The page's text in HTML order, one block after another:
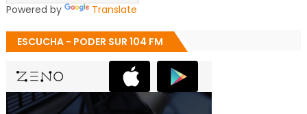
Powered by Translate
ESCUCHA - PODER SUR 104 FM